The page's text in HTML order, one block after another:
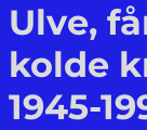
Ulve,
kolde
1945-